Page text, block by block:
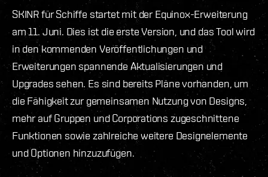
SKINR für Schiffe startet mit der Equinox-Erweiterung
am 11. Juni. Dies ist die erste Version, und das Tool wird
in den kommenden Veröffentlichungen und
Erweiterungen spannende Aktualisierungen und
Upgrades sehen. Es sind bereits Pläne vorhanden, um
die Fähigkeit zur gemeinsamen Nutzung von Designs,
mehr auf Gruppen und Corporations zugeschnittene
Funktionen sowie zahlreiche weitere Designelemente
und Optionen hinzuzufügen.